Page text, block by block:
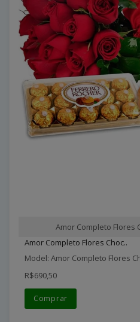
Amor Completo Flores
Amor Completo Flores Choc..
Model: Amor Completo Flores
R$690,50
Comprar